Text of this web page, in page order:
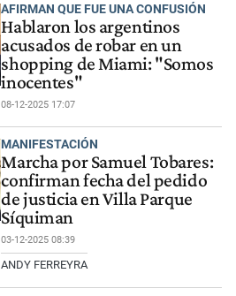
AFIRMAN QUE FUE UNA CONFUSIÓN
Hablaron los argentinos
acusados de robar en un
shopping de Miami: "Somos
inocentes"
08-12-2025 17:07
MANIFESTACIÓN
Marcha por Samuel Tobares:
confirman fecha del pedido
de justicia en Villa Parque
Síquiman
03-12-2025 08:39
ANDY FERREYRA